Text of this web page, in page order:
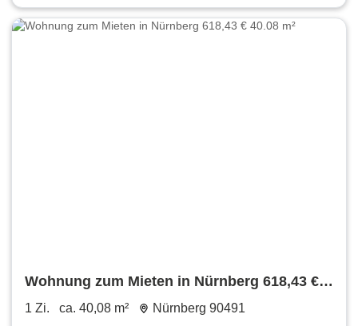
Wohnung zum Mieten in Nürnberg 618,43 €
40.08 m²
1 Zi. ca. 40,08 m² Nürnberg 90491